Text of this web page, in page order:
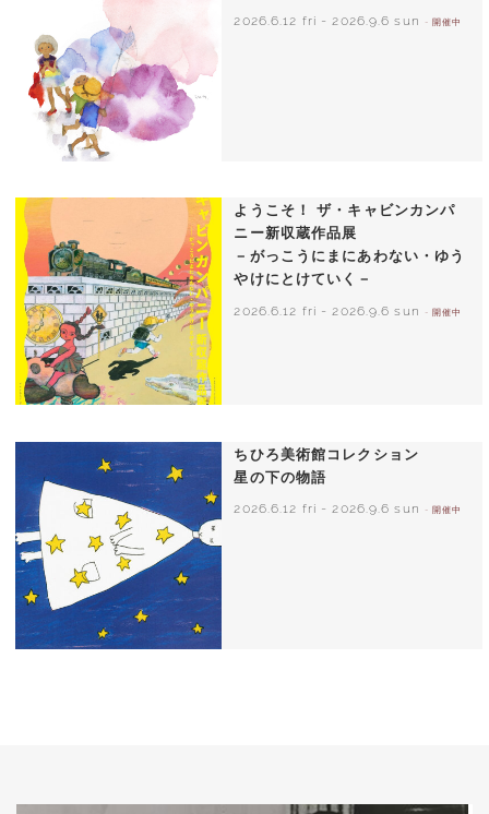
2026.6.12 fri -2026.9.6 sun - 開催中
ようこそ！ ザ・キャビンカンパ
ニー新収蔵作品展
－がっこうにまにあわない・ゆう
やけにとけていく－
2026.6.12 fri - 2026.9.6 sun - 開催中
ちひろ美術館コレクション
星の下の物語
2026.6.12 fri -2026.9.6 sun - 開催中